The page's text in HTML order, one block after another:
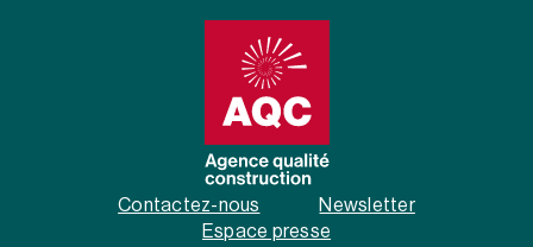
Contactez-nous
Newsletter
Espace presse